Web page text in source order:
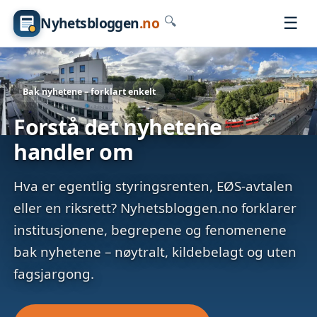
Nyhetsbloggen.no 🔍 ☰
Bak nyhetene – forklart enkelt
Forstå det nyhetene
handler om
Hva er egentlig styringsrenten, EØS-avtalen
eller en riksrett? Nyhetsbloggen.no forklarer
institusjonene, begrepene og fenomenene
bak nyhetene – nøytralt, kildebelagt og uten
fagsjargong.